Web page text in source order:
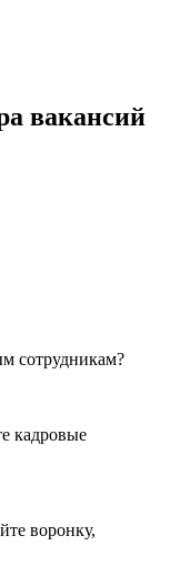
вакансий
сотрудникам?
кадровые
воронку,